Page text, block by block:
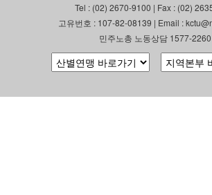
Tel : (02) 2670-9100 | Fax : (02)
고유번호 : 107-82-08139 | Email :
민주노총 노동상담 1577-2260